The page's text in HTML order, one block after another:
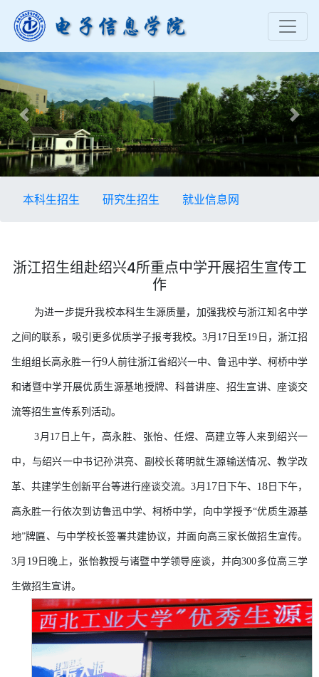
Previous Next
本科生招生 研究生招生 就业信息网
浙江招生组赴绍兴4所重点中学开展招生宣传工
作
为进一步提升我校本科生生源质量，加强我校与浙江知名中学
之间的联系，吸引更多优质学子报考我校。 3月17日至19日，浙江招
生组组长高永胜一行9人前往浙江省绍兴一中、鲁迅中学、柯桥中学
和诸暨中学开展优质生源基地授牌、科普讲座、招生宣讲、座谈交
流等招生宣传系列活动。
3月17日上午，高永胜、张怡、任煜、高建立等人来到绍兴一
中，与绍兴一中书记孙洪亮、副校长蒋明就生源输送情况、教学改
革、共建学生创新平台等进行座谈交流。3月 17 日下午、 18 日下午，
高永胜一行依次到访鲁迅中学、柯桥中学，向中学授予“优质生源基
地”牌匾 、与中学校长签署共建协议，并面向高三家长做招生宣传。
3月19日晚上， 张怡教授与诸暨中学领导座谈，并向300多位高三学
生做招生宣讲。